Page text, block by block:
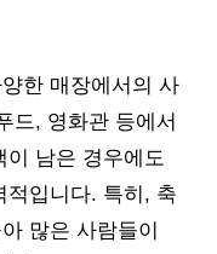
한 매장에서의 사
드, 영화관 등에서
이 남은 경우에도
적입니다. 특히, 축
많은 사람들이